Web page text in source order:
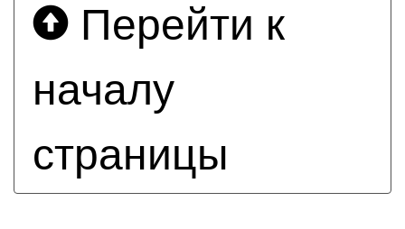
Перейти к
началу
страницы